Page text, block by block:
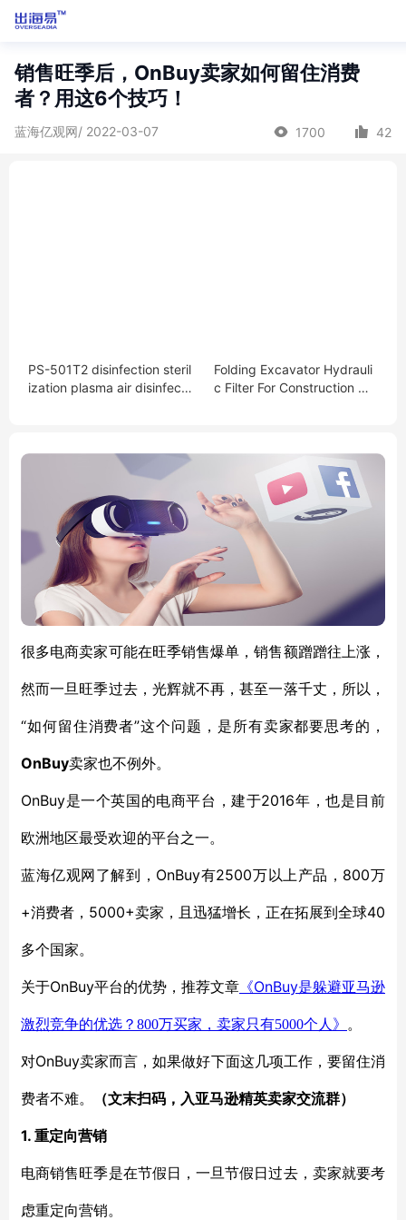
销售旺季后，OnBuy卖家如何留住消费
者？用这6个技巧！
蓝海亿观网/ 2022-03-07 1700 42
PS-501T2 disinfection steril
ization plasma air disinfect
Folding Excavator Hydrauli
c Filter For Construction Ma
很多电商卖家可能在旺季销售爆单 ，销售额蹭蹭往上涨 ，
然而一旦旺季过去，光辉就不再 ，甚至一落千丈 ， 所以 ，
“如何留住消费者”这个问题，是所有卖家都要思考的，
OnBuy卖家也不例外。
OnBuy是一个英国的电商平台 ，建于2016年 ，也是目前
欧洲地区最受欢迎的平台之一。
蓝海亿观网了解到， OnBuy有2500万 以上产品， 800万
+消费者 ， 5000+卖家 ，且 迅猛增长，正在拓展到全球40
多个国家。
关于OnBuy平台的优势，推荐文章 《OnBuy是躲避亚马逊
激烈竞争的优选？ 800万买家，卖家只有5000个人 》 。
对OnBuy卖家而言，如果做好下面这几项工作，要留住消
费者不难。 （文末扫码，入亚马逊精英卖家交流群）
1. 重定向营销
电商销售旺季是在节假日，一旦节假日过去，卖家就要考
虑重定向营销。